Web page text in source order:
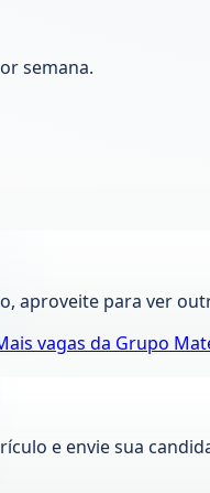
semana.
aproveite para ver
vagas da Grupo
e envie sua